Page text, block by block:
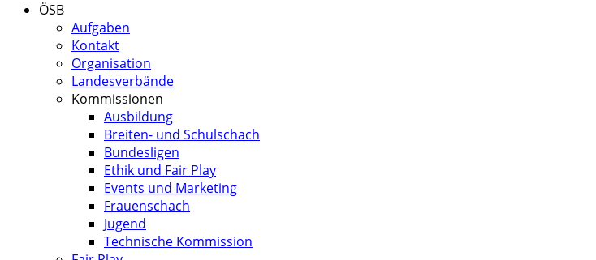
ÖSB
Aufgaben
Kontakt
Organisation
Landesverbände
Kommissionen
Ausbildung
Breiten- und Schulschach
Bundesligen
Ethik und Fair Play
Events und Marketing
Frauenschach
Jugend
Technische Kommission